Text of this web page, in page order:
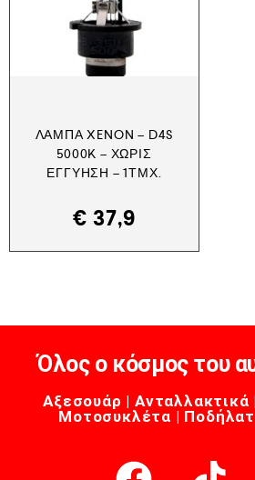
ΛΆΜΠΑ XENON – D4S
5000K – ΧΩΡΊΣ
ΕΓΓΎΗΣΗ – 1ΤΜΧ.
€ 37,9
Όλος ο κόσμος του
Αξεσουάρ | Ανταλλακτικά
Μοτοσυκλέτα |